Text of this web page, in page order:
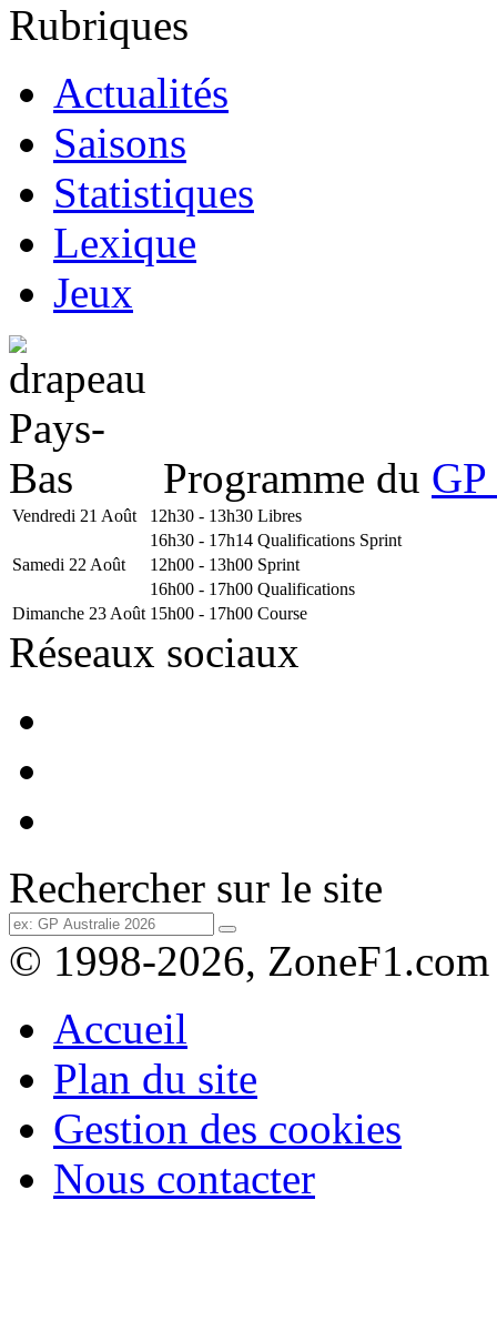
Rubriques
Actualités
Saisons
Statistiques
Lexique
Jeux
Programme du
Vendredi 21 Août 12h30 - 13h30 Libres
16h30 - 17h14 Qualifications Sprint
Samedi 22 Août
12h00 - 13h00 Sprint
16h00 - 17h00 Qualifications
Dimanche 23 Août 15h00 - 17h00 Course
Réseaux sociaux
Rechercher sur le site
© 1998-2026, ZoneF1.com
Accueil
Plan du site
Gestion des cookies
Nous contacter